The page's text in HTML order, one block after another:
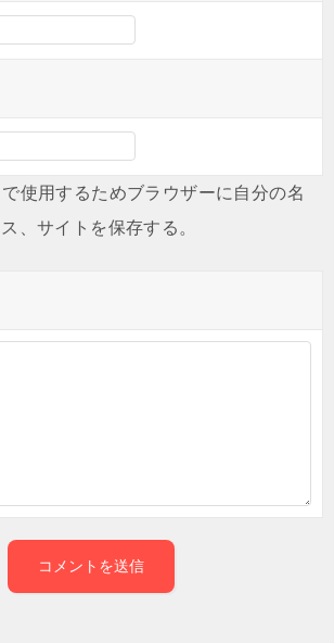
使用するためブラウザーに自分の名
、サイトを保存する。